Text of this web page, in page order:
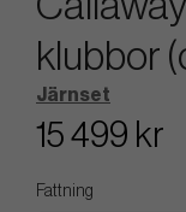
klubbor
Järnset
15 499 kr
Fattning